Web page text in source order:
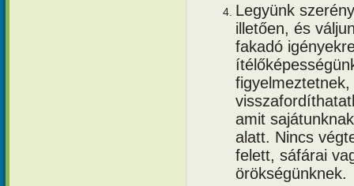
Legyünk
illetően, és
fakadó
amit
alatt. Nincs
felett, sáfárai
örökségünknek.